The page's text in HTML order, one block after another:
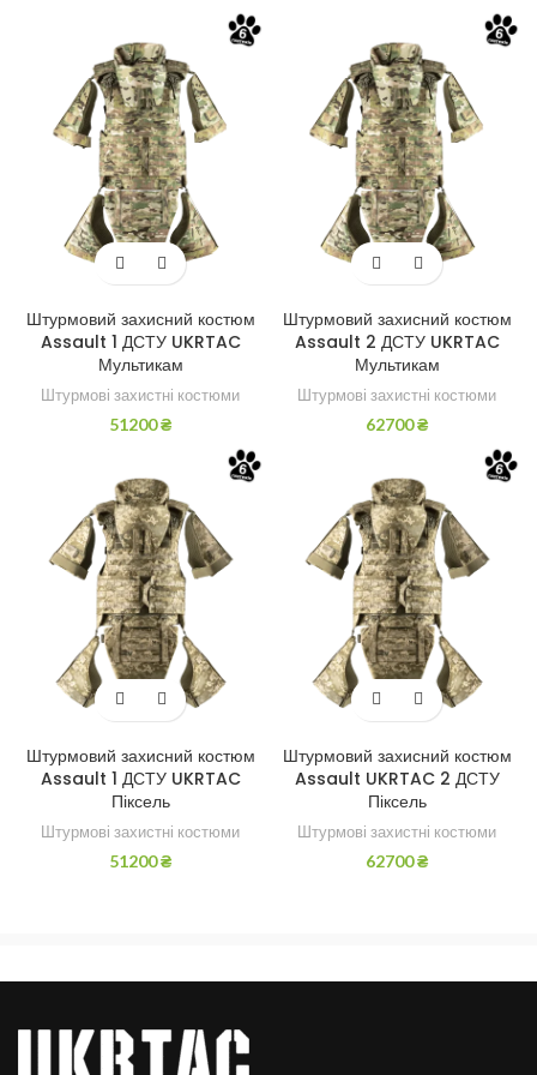
Штурмовий захисний костюм
Assault 1 ДСТУ UKRTAC
Мультикам
Штурмові захистні костюми
51200₴
Штурмовий захисний костюм
Assault 2 ДСТУ UKRTAC
Мультикам
Штурмові захистні костюми
62700₴
Штурмовий захисний костюм
Assault 1 ДСТУ UKRTAC
Піксель
Штурмові захистні костюми
51200₴
Штурмовий захисний костюм
Assault UKRTAC 2 ДСТУ
Піксель
Штурмові захистні костюми
62700₴